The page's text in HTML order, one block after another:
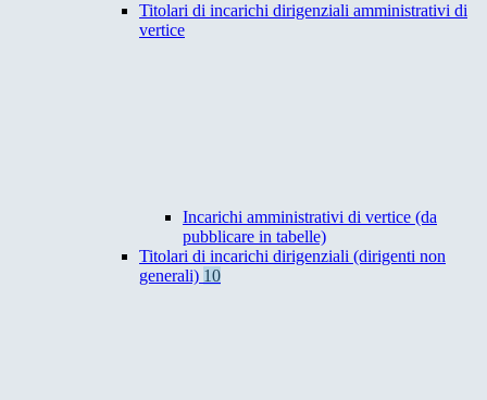
Titolari di incarichi dirigenziali amministrativi di
vertice
Incarichi amministrativi di vertice (da
pubblicare in tabelle)
Titolari di incarichi dirigenziali (dirigenti non
generali) 10